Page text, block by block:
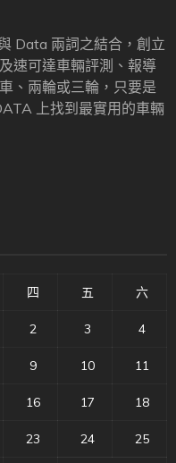
Data 兩詞之結合，創立
速可達車輛評測、報導
、兩輪或三輪，只要是
上找到最實用的車輛
四 五 六
2 3 4
9 10 11
16 17 18
23 24 25